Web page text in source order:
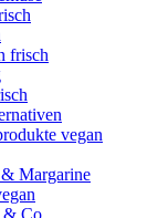
frisch
vegan
Margarine
& Co